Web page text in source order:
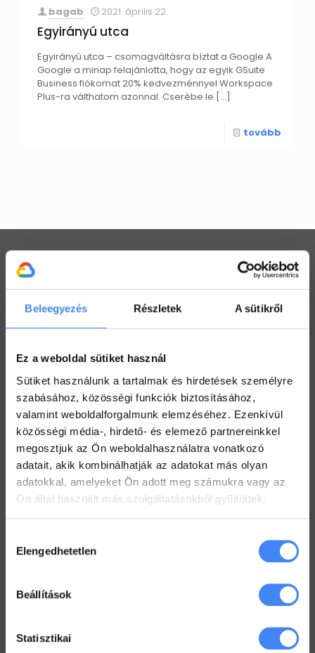
Beleegyezés Részletek A sütikről
Ez a weboldal sütiket használ
Sütiket használunk a tartalmak és hirdetések személyre
szabásához, közösségi funkciók biztosításához,
valamint weboldalforgalmunk elemzéséhez. Ezenkívül
közösségi média-, hirdető- és elemező partnereinkkel
megosztjuk az Ön weboldalhasználatra vonatkozó
adatait, akik kombinálhatják az adatokat más olyan
adatokkal, amelyeket Ön adott meg számukra vagy az
Ön által használt más szolgáltatásokból gyűjtöttek.
kiválasztása
Elengedhetetlen
Beállítások
Statisztikai
bagab 2021. április 22.
Egyirányú utca
Egyirányú utca – csomagváltásra bíztat a Google A
Google a minap felajánlotta, hogy az egyik GSuite
Business fiókomat 20% kedvezménnyel Workspace
Plus-ra válthatom azonnal. Cserébe le […]
tovább
Workspace praktikák
Használj megosztott Drive-ot a csapatoddal
2022. július 26.
Értekezlet szervezése emailen keresztül
2022. július 25.
Hogyan ellenőrizd a kijelölt feladataid a Drive-ban
2022. július 19.
Hogyan tarts minden Gmail mappát szem előtt?
2022. július 18.
Workspace Blog